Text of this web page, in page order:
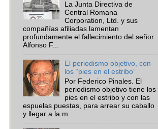
La Junta Directiva de
Central Romana
Corporation, Ltd. y sus
compañías afiliadas lamentan
profundamente el fallecimiento del señor
Alfonso F...
El periodismo objetivo, con
los “pies en el estribo”
Por Federico Pinales. El
periodismo objetivo tiene los
pies en el estribo y con las
espuelas puestas, para arrear su caballo
y llegar a la m...